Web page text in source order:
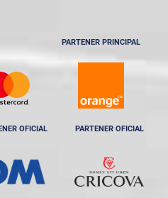
PARTENER PRINCIPAL
OFICIAL PARTENER OFICIAL